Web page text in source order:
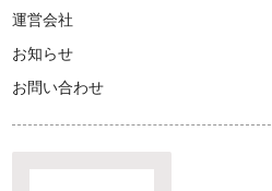
運営会社
お知らせ
お問い合わせ